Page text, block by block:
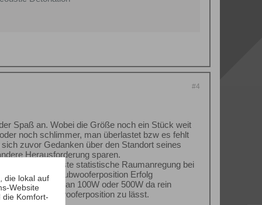
#4
Spaß an. Wobei die Größe noch ein Stück weit
noch schlimmer, man überlastet bzw es fehlt
zuvor Gedanken über den Standort seines
Herausforderung sparen.
die geringste statistische Raumanregung bei
einer guten Subwooferposition Erfolg
Rolle ob man 100W oder 500W da rein
und die Subwooferposition zu lässt.
die lokal auf
Website
die Komfort-